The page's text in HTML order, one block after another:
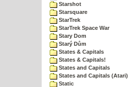
Starshot
Starsquare
StarTrek
StarTrek Space War
Stary Dom
Starý Dům
States & Capitals
States & Capitals!
States and Capitals
States and Capitals (Atari)
Static